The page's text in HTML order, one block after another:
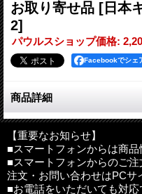
お取り寄せ品 [日本
2]
パウルスショップ価格:
Facebookでシェ
商品詳細
著者の思索の足跡
生きる意味を見いだせない
教」との命題を背負っての
「余白」から吹き抜けてく
す。
【重要なお知らせ】
■スマートフォンからは商品
■スマートフォンからのご
注文・お問い合わせはPCサ
■お電話をいただいても対